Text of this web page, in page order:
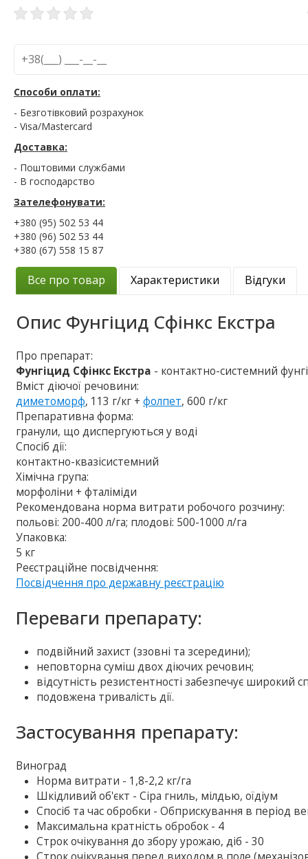
Способи оплати:
- Безготівковий розрахунок
- Visa/Mastercard
Доставка:
- Поштовими службами
- В господарство
Зателефонувати:
+380 (95) 502 53 44
+380 (96) 502 53 44
+380 (67) 558 15 87
Все про товар Характеристики Відгуки
Опис Фунгіцид Сфінкс Екстра
Про препарат:
Фунгіцид Сфінкс Екстра - контактно-системний
Вміст діючої речовини:
диметоморф, 113 г/кг +фолпет, 600 г/кг
Препаративна форма:
гранули, що диспергуються у воді
Спосіб дії:
контактно-квазісистемний
Хімічна група:
морфоліни + фталіміди
Рекомендована норма витрати робочого розчину:
польові: 200-400 л/га; плодові: 500-1000 л/га
Упаковка:
5 кг
Реєстраційне посвідчення:
Посвідчення про державну реєстрацію
Переваги препарату:
подвійний захист (ззовні та зсередини);
неповторна суміш двох діючих речовин;
відсутність резистентності забезпечує широкий
подовжена тривалість дії.
Застосування препарату:
Виноград
Норма витрати - 1,8-2,2 кг/га
Шкідливий об'єкт - Сіра гниль, мілдью, оїдіум
Спосіб та час обробки - Обприскування в період
Максимальна кратність обробок - 4
Строк очікування до збору урожаю, діб - 30